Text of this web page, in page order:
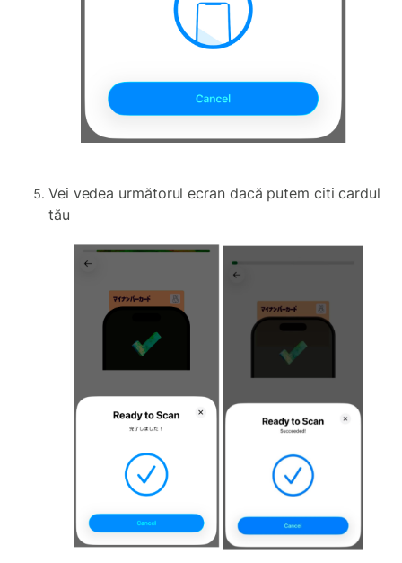
Vei vedea următorul ecran dacă putem citi cardul
tău